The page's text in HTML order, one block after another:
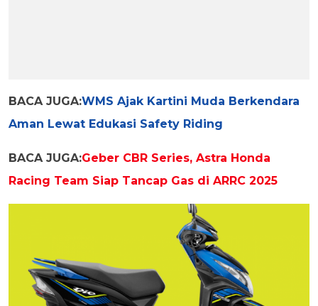
BACA JUGA:WMS Ajak Kartini Muda Berkendara
Aman Lewat Edukasi Safety Riding
BACA JUGA:Geber CBR Series, Astra Honda
Racing Team Siap Tancap Gas di ARRC 2025